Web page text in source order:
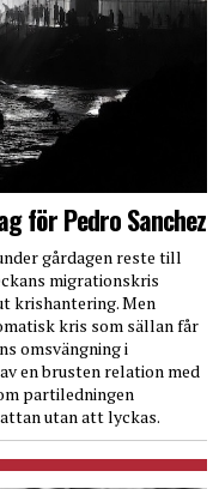
för Pedro Sanchez
gårdagen reste till
migrationskris
krishantering. Men
kris som sällan får
omsvängning i
en brusten relation med
partiledningen
utan att lyckas.